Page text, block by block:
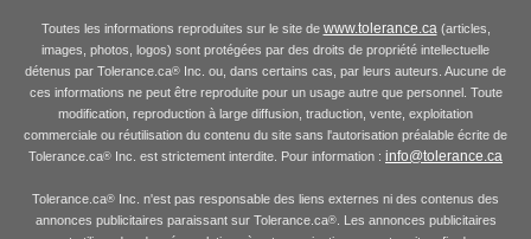
Toutes les informations reproduites sur le site de www.tolerance.ca(articles,
images, photos, logos) sont protégées par des droits de propriété intellectuelle
détenus par Tolerance.ca® Inc. ou, dans certains cas, par leurs auteurs. Aucune de
ces informations ne peut être reproduite pour un usage autre que personnel. Toute
modification, reproduction à large diffusion, traduction, vente, exploitation
commerciale ou réutilisation du contenu du site sans l'autorisation préalable écrite de
Tolerance.ca® Inc. est strictement interdite. Pour information : info@tolerance.ca
Tolerance.ca® Inc. n'est pas responsable des liens externes ni des contenus des
annonces publicitaires paraissant sur Tolerance.ca®. Les annonces publicitaires